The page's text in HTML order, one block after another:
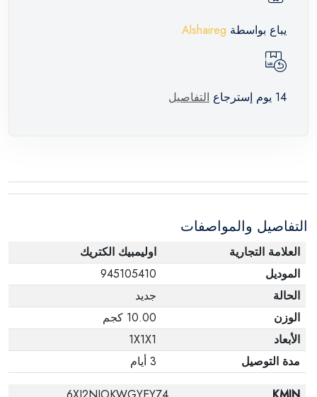
يباع بواسطة Alshaireg
14 يوم إسترجاع التفاصيل
التفاصيل والمواصفات
العلامة التجارية
اوليمبيك الكتريك
الموديل
945105410
الحالة
جديد
الوزن
10.00 كجم
الأبعاد
1X1X1
مدة التوصيل
3 أيام